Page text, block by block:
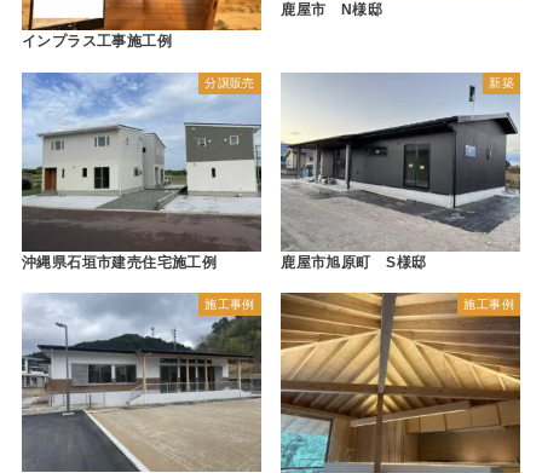
インプラス工事施工例
鹿屋市 N様邸
分譲販売
沖縄県石垣市建売住宅施工例
新築
鹿屋市旭原町 S様邸
施工事例 施工事例